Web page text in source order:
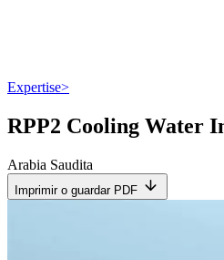
Expertise>
RPP2 Cooling Water
Arabia Saudita
Imprimir o guardar PDF